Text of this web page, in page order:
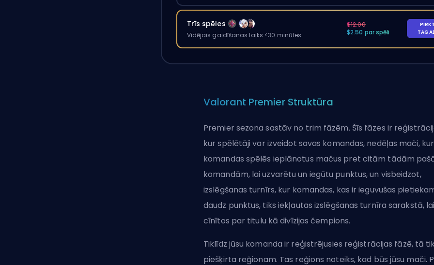
Trīs spēles
Vidējais gaidīšanas laiks <30 minūtes
$12.00
$2.50 par spēli
PIRKT
Valorant Premier Struktūra
Premier sezona sastāv no trim fāzēm. Šīs fāzes ir
kur spēlētāji var izveidot savas komandas, nedēļas mači, kur
komandas spēlēs ieplānotus mačus pret citām tādām
komandām, lai uzvarētu un iegūtu punktus, un visbeidzot,
izslēgšanas turnīrs, kur komandas, kas ir ieguvušas
daudz punktus, tiks iekļautas izslēgšanas turnīra sarakstā, lai
cīnītos par titulu kā divīzijas čempions.
Tiklīdz jūsu komanda ir reģistrējusies reģistrācijas fāzē, tā
piešķirta reģionam. Tas reģions noteiks, kad būs jūsu mači.